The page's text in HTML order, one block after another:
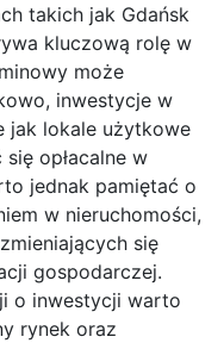
takich jak Gdańsk
kluczową rolę w
może
inwestycje w
jak lokale użytkowe
opłacalne w
jednak pamiętać o
w nieruchomości,
się
gospodarczej.
o inwestycji warto
rynek oraz